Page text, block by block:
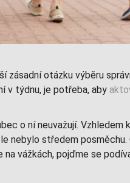
zásadní otázku výběru
v týdnu, je potřeba, aby
o ní neuvažují. Vzhledem
nebylo středem posměchu.
vážkách, pojďme se